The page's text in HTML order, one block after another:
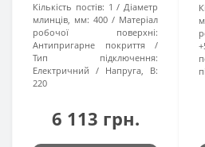
Кількість постів: 1
Діаметр
млинців, мм: 400
Матеріал
робочої поверхні:
Антипригарне покриття
Тип підключення:
Електричний
Напруга, В:
220
6 113 грн.